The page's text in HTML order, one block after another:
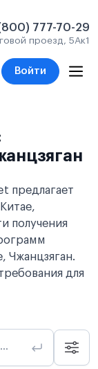
777-70-29
проезд, 5Ак1
Войти
предлагает
получения
Чжанцзяган.
для
Название университета, колледжа или школы